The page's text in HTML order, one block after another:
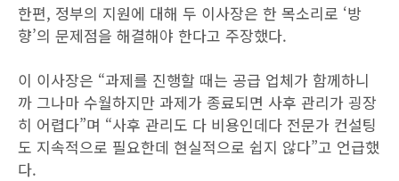
한편, 정부의 지원에 대해 두 이사장은 한 목소리로 ‘방
향’의 문제점을 해결해야 한다고 주장했다.
이 이사장은 “과제를 진행할 때는 공급 업체가 함께하니
까 그나마 수월하지만 과제가 종료되면 사후 관리가 굉장
히 어렵다”며 “사후 관리도 다 비용인데다 전문가 컨설팅
도 지속적으로 필요한데 현실적으로 쉽지 않다”고 언급했
다.